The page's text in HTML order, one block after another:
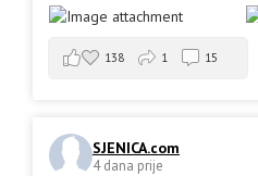
138 1 15
SJENICA.com
4 dana prije